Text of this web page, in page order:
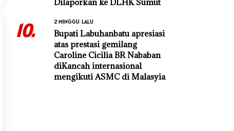
Dilaporkan ke DLHK Sumut
10. 2 MINGGU LALU
Bupati Labuhanbatu apresiasi
atas prestasi gemilang
Caroline Cicilia BR Nababan
diKancah internasional
mengikuti ASMC di Malasyia